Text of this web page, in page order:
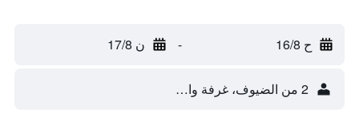
ح 16/8 - ن 17/8
2 من الضيوف، غرفة واحدة